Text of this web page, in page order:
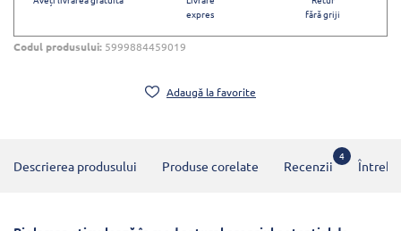
expres
fără griji
Codul produsului: 5999884459019
Adaugă la favorite
Descrierea produsului Produse corelate Recenzii
4